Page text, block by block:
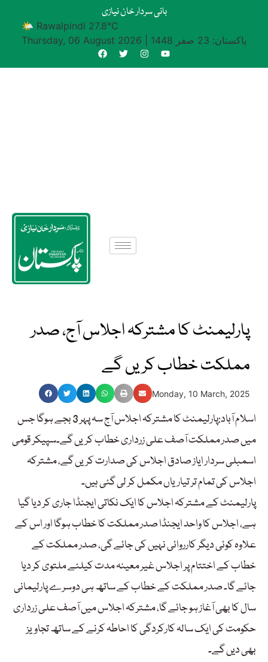
بانی سردار خان نیازی
🌤 Rawalpindi 27.8°C
Thursday, 06 August 2026
پاکستان: 23 صفر 1448
پارلیمنٹ کا مشترکہ اجلاس آج، صدر
مملکت خطاب کریں گے
Monday, 10 March, 2025
اسلام آباد:پارلیمنٹ کا مشترکہ اجلاس آج سہ پہر 3 بجے ہوگا جس
میں صدر مملکت آصف علی زرداری خطاب کریں گے۔سپیکر قومی
اسمبلی سردار ایاز صادق اجلاس کی صدارت کریں گے، مشترکہ
اجلاس کی تمام تر تیاریاں مکمل کر لی گئی ہیں۔
پارلیمنٹ کے مشترکہ اجلاس کا ایک نکاتی ایجنڈا جاری کر دیا گیا
ہے، اجلاس کا واحد ایجنڈا صدر مملکت کا خطاب ہوگا اور اس کے
علاوہ کوئی دیگر کارروائی نہیں کی جائے گی، صدر مملکت کے
خطاب کے اختتام پر اجلاس غیر معینہ مدت کیلئے ملتوی کر دیا
جائے گا۔ صدر مملکت کے خطاب کے ساتھ ہی دوسرے پارلیمانی
سال کا بھی آغاز ہو جائے گا، مشترکہ اجلاس میں آصف علی زرداری
حکومت کی ایک سالہ کارکردگی کا احاطہ کرنے کے ساتھ تجاویز
بھی دیں گے۔